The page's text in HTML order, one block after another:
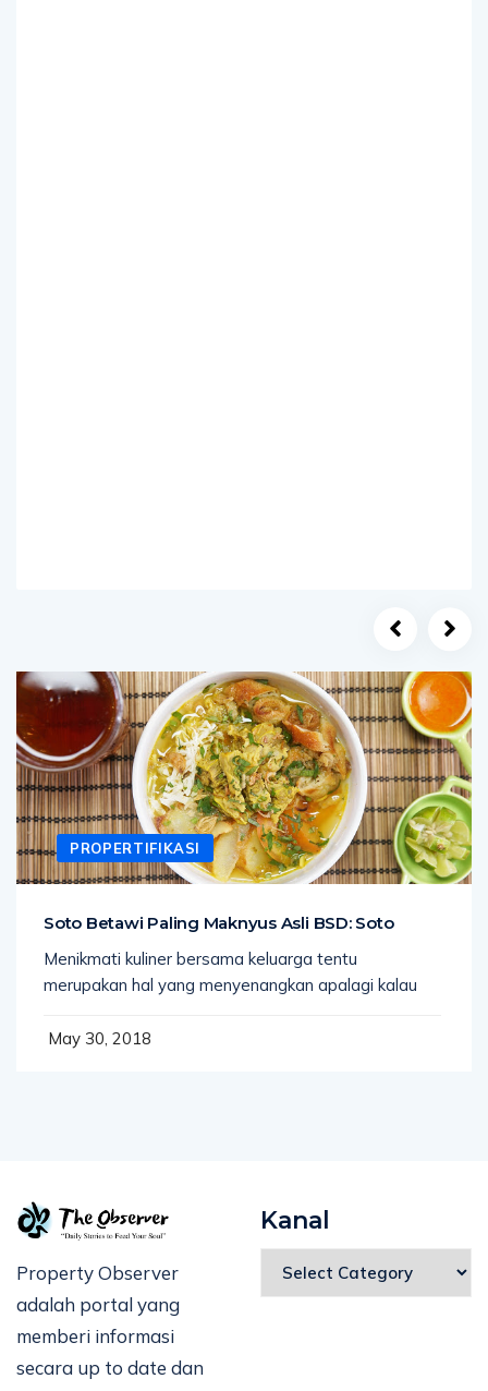
PROPERTIFIKASI
Soto Betawi Paling Maknyus Asli BSD: Soto
Menikmati kuliner bersama keluarga tentu
merupakan hal yang menyenangkan apalagi kalau
May 30, 2018
Property Observer
adalah portal yang
memberi informasi
secara up to date dan
Kanal